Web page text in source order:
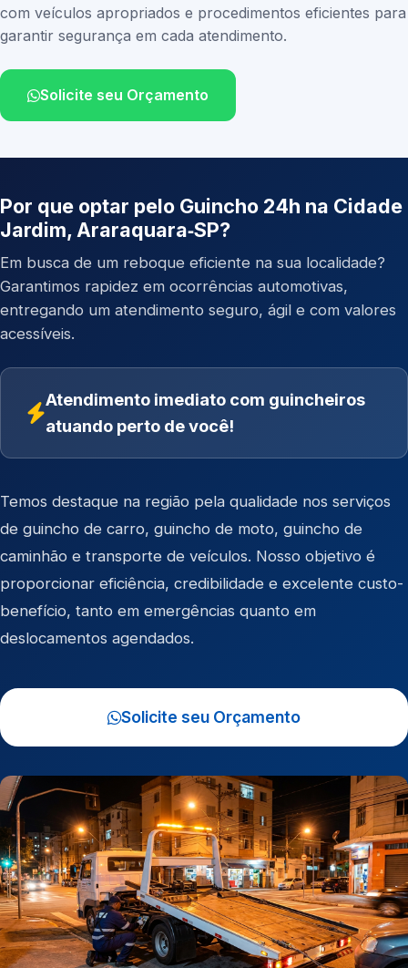
com veículos apropriados e procedimentos eficientes para
garantir segurança em cada atendimento.
Solicite seu Orçamento
Por que optar pelo Guincho 24h na Cidade
Jardim, Araraquara‑SP?
Em busca de um reboque eficiente na sua localidade?
Garantimos rapidez em ocorrências automotivas,
entregando um atendimento seguro, ágil e com valores
acessíveis.
Atendimento imediato com guincheiros
atuando perto de você!
Temos destaque na região pela qualidade nos serviços
de guincho de carro, guincho de moto, guincho de
caminhão e transporte de veículos. Nosso objetivo é
proporcionar eficiência, credibilidade e excelente custo-
benefício, tanto em emergências quanto em
deslocamentos agendados.
Solicite seu Orçamento